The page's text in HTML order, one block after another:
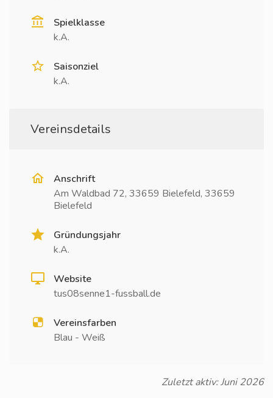
Spielklasse
k.A.
Saisonziel
k.A.
Vereinsdetails
Anschrift
Am Waldbad 72, 33659 Bielefeld, 33659
Bielefeld
Gründungsjahr
k.A.
Website
tus08senne1-fussball.de
Vereinsfarben
Blau - Weiß
Zuletzt aktiv: Juni 2026